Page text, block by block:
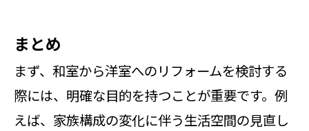
まとめ
まず、和室から洋室へのリフォームを検討する
際には、明確な目的を持つことが重要です。例
えば、家族構成の変化に伴う生活空間の見直し